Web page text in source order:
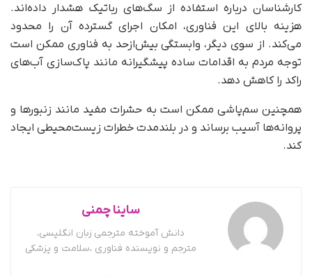
کارشناسان درباره استفاده از سگ‌های رباتیک هشدار داده‌اند.
هزینه بالای این فناوری، امکان اجرای گسترده آن را محدود
می‌کند. از سوی دیگر، وابستگی بیش‌ازحد به فناوری ممکن است
توجه مردم به اقدامات ساده پیشگیرانه مانند پاک‌سازی آب‌های
راکد را کاهش دهد.
همچنین سم‌پاشی ممکن است به حشرات مفید مانند زنبورها و
پروانه‌ها آسیب برساند و در بلندمدت خطرات زیست‌محیطی ایجاد
کند.
ساینا چمنی
دانش آموخته مترجمی زبان انگلیسی،
مترجم و نویسنده فناوری ،سلامت و پزشکی